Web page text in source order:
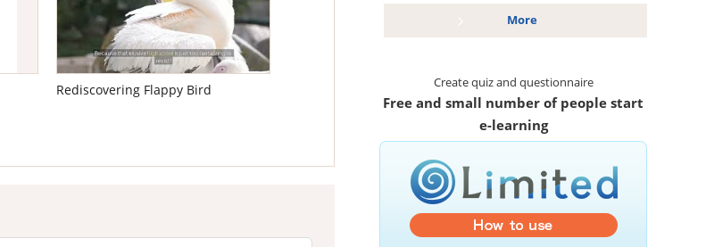
Rediscovering Flappy Bird
More
Create quiz and questionnaire
Free and small number of people start
e-learning